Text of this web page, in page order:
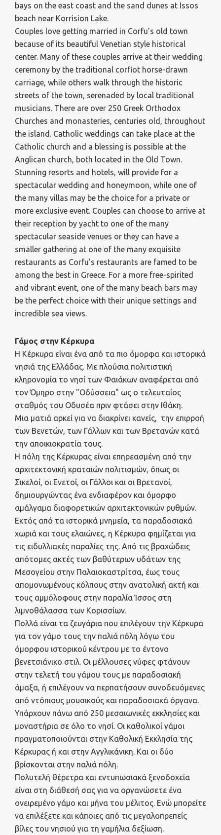
bays on the east coast and the sand dunes at Issos
beach near Korrision Lake.
Couples love getting married in Corfu’s old town
because of its beautiful Venetian style historical
center. Many of these couples arrive at their wedding
ceremony by the traditional corfiot horse-drawn
carriage, while others walk through the historic
streets of the town, serenaded by local traditional
musicians. There are over 250 Greek Orthodox
Churches and monasteries, centuries old, throughout
the island. Catholic weddings can take place at the
Catholic church and a blessing is possible at the
Anglican church, both located in the Old Town.
Stunning resorts and hotels, will provide for a
spectacular wedding and honeymoon, while one of
the many villas may be the choice for a private or
more exclusive event. Couples can choose to arrive at
their reception by yacht to one of the many
spectacular seaside venues or they can have a
smaller gathering at one of the many exquisite
restaurants as Corfu’s restaurants are famed to be
among the best in Greece. For a more free-spirited
and vibrant event, one of the many beach bars may
be the perfect choice with their unique settings and
incredible sea views.
Γάμος στην Κέρκυρα
Η Κέρκυρα είναι ένα από τα πιο όμορφα και ιστορικά
νησιά της Ελλάδας. Με πλούσια πολιτιστική
κληρονομία το νησί των Φαιάκων αναφέρεται από
τον Όμηρο στην "Οδύσσεια" ως ο τελευταίος
σταθμός του Οδυσέα πριν φτάσει στην Ιθάκη.
Μια ματιά αρκεί για να διακρίνει κανείς, την επιρροή
των Βενετών, των Γάλλων και των Βρετανών κατά
την αποικιοκρατία τους.
Η πόλη της Κέρκυρας είναι επηρεασμένη από την
αρχιτεκτονική κραταιών πολιτισμών, όπως οι
Σικελοί, οι Ενετοί, οι Γάλλοι και οι Βρετανοί,
δημιουργώντας ένα ενδιαφέρον και όμορφο
αμάλγαμα διαφορετικών αρχιτεκτονικών ρυθμών.
Εκτός από τα ιστορικά μνημεία, τα παραδοσιακά
χωριά και τους ελαιώνες, η Κέρκυρα φημίζεται για
τις ειδυλλιακές παραλίες της. Από τις βραχώδεις
απότομες ακτές των βαθύτερων υδάτων της
Μεσογείου στην Παλαιοκαστρίτσα, έως τους
απομονωμένους κόλπους στην ανατολική ακτή και
τους αμμόλοφους στην παραλία Ίσσος στη
λιμνοθάλασσα των Κορισσίων.
Πολλά είναι τα ζευγάρια που επιλέγουν την Κέρκυρα
για τον γάμο τους την παλιά πόλη λόγω του
όμορφου ιστορικού κέντρου με το έντονο
βενετσιάνικο στιλ. Οι μέλλουσες νύφες φτάνουν
στην τελετή του γάμου τους με παραδοσιακή
άμαξα, ή επιλέγουν να περπατήσουν συνοδευόμενες
από ντόπιους μουσικούς και παραδοσιακά όργανα.
Υπάρχουν πάνω από 250 μεσαιωνικές εκκλησίες και
μοναστήρια σε όλο το νησί. Οι καθολικοί γάμοι
πραγματοποιούνται στην Καθολική Εκκλησία της
Κέρκυρας ή και στην Αγγλικάνικη. Και οι δύο
βρίσκονται στην παλιά πόλη.
Πολυτελή θέρετρα και εντυπωσιακά ξενοδοχεία
είναι στη διάθεσή σας για να οργανώσετε ένα
ονειρεμένο γάμο και μήνα του μέλιτος. Ενώ μπορείτε
να επιλέξετε και κάποιες από τις μεγαλοπρεπείς
βίλες του νησιού για τη γαμήλια δεξίωση.